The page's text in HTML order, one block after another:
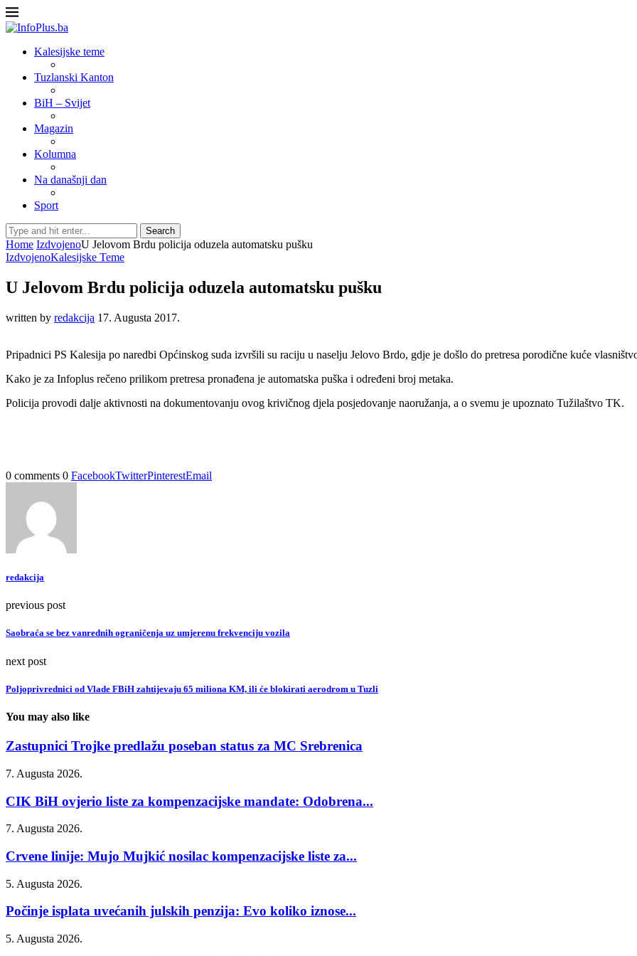
Kalesijske teme
Tuzlanski Kanton
BiH – Svijet
Magazin
Kolumna
Na današnji dan
Sport
Search
Home IzdvojenoU Jelovom Brdu policija oduzela automatsku pušku
IzdvojenoKalesijske Teme
U Jelovom Brdu policija oduzela automatsku pušku
written by redakcija 17. Augusta 2017.
Pripadnici PS Kalesija po naredbi Općinskog suda izvršili su raciju u naselju Jelovo Brdo, gdje je došlo do pretresa porodične kuće
Kako je za Infoplus rečeno prilikom pretresa pronađena je automatska puška i određeni broj metaka.
Policija provodi dalje aktivnosti na dokumentovanju ovog krivičnog djela posjedovanje naoružanja, a o svemu je upoznato Tužilaštvo TK.
0 comments 0 FacebookTwitterPinterestEmail
redakcija
previous post
Saobraća se bez vanrednih ograničenja uz umjerenu frekvenciju vozila
next post
Poljoprivrednici od Vlade FBiH zahtijevaju 65 miliona KM, ili će blokirati aerodrom u Tuzli
You may also like
Zastupnici Trojke predlažu poseban status za MC Srebrenica
7. Augusta 2026.
CIK BiH ovjerio liste za kompenzacijske mandate: Odobrena...
7. Augusta 2026.
Crvene linije: Mujo Mujkić nosilac kompenzacijske liste za...
5. Augusta 2026.
Počinje isplata uvećanih julskih penzija: Evo koliko iznose...
5. Augusta 2026.